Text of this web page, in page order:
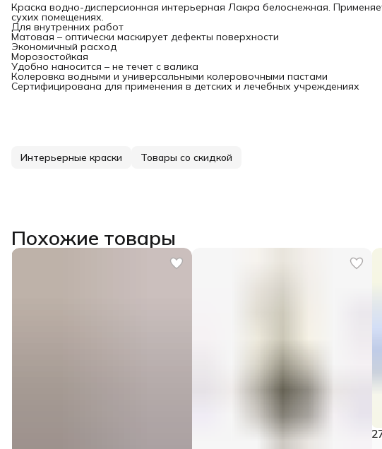
Краска водно-дисперсионная интерьерная Лакра белоснежная.
сухих помещениях.
Для внутренних работ
Матовая – оптически маскирует дефекты поверхности
Экономичный расход
Морозостойкая
Удобно наносится – не течет с валика
Колеровка водными и универсальными колеровочными пастами
Сертифицирована для применения в детских и лечебных учреждениях
Интерьерные краски Товары со скидкой
Похожие товары